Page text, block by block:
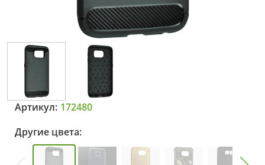
Артикул: 172480
Другие цвета: